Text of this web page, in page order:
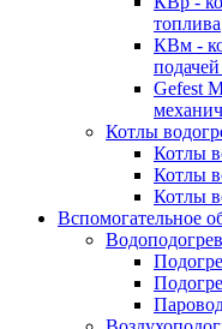
топлива
КВм -
Gefest
Котлы
Котлы
Котлы
Котлы
Вспомогательное